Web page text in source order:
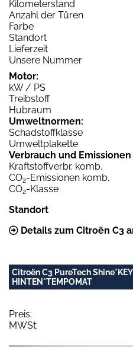
Kilometerstand
Anzahl der Türen
Farbe
Standort
Lieferzeit
Unsere Nummer
Motor:
kW / PS
Treibstoff
Hubraum
Umweltnormen:
Schadstoffklasse
Umweltplakette
Verbrauch und Emissionen
Kraftstoffverbr. komb.
CO2-Emissionen komb.
CO2-Klasse
Standort
Details zum Citroën C3
Citroën C3 PureTech
HINTEN*TEMPOMAT
Preis:
MWSt: